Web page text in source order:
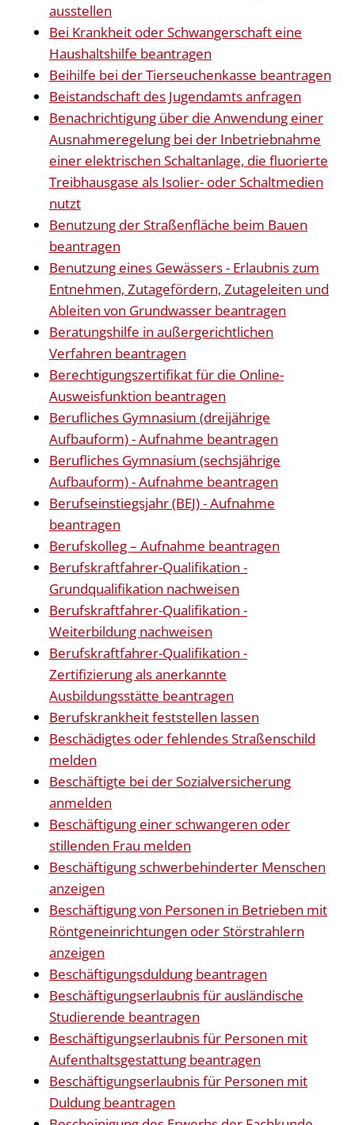
ausstellen
Bei Krankheit oder Schwangerschaft eine
Haushaltshilfe beantragen
Beihilfe bei der Tierseuchenkasse beantragen
Beistandschaft des Jugendamts anfragen
Benachrichtigung über die Anwendung einer
Ausnahmeregelung bei der Inbetriebnahme
einer elektrischen Schaltanlage, die fluorierte
Treibhausgase als Isolier- oder Schaltmedien
nutzt
Benutzung der Straßenfläche beim Bauen
beantragen
Benutzung eines Gewässers - Erlaubnis zum
Entnehmen, Zutagefördern, Zutageleiten und
Ableiten von Grundwasser beantragen
Beratungshilfe in außergerichtlichen
Verfahren beantragen
Berechtigungszertifikat für die Online-
Ausweisfunktion beantragen
Berufliches Gymnasium (dreijährige
Aufbauform) - Aufnahme beantragen
Berufliches Gymnasium (sechsjährige
Aufbauform) - Aufnahme beantragen
Berufseinstiegsjahr (BEJ) - Aufnahme
beantragen
Berufskolleg – Aufnahme beantragen
Berufskraftfahrer-Qualifikation -
Grundqualifikation nachweisen
Berufskraftfahrer-Qualifikation -
Weiterbildung nachweisen
Berufskraftfahrer-Qualifikation -
Zertifizierung als anerkannte
Ausbildungsstätte beantragen
Berufskrankheit feststellen lassen
Beschädigtes oder fehlendes Straßenschild
melden
Beschäftigte bei der Sozialversicherung
anmelden
Beschäftigung einer schwangeren oder
stillenden Frau melden
Beschäftigung schwerbehinderter Menschen
anzeigen
Beschäftigung von Personen in Betrieben mit
Röntgeneinrichtungen oder Störstrahlern
anzeigen
Beschäftigungsduldung beantragen
Beschäftigungserlaubnis für ausländische
Studierende beantragen
Beschäftigungserlaubnis für Personen mit
Aufenthaltsgestattung beantragen
Beschäftigungserlaubnis für Personen mit
Duldung beantragen